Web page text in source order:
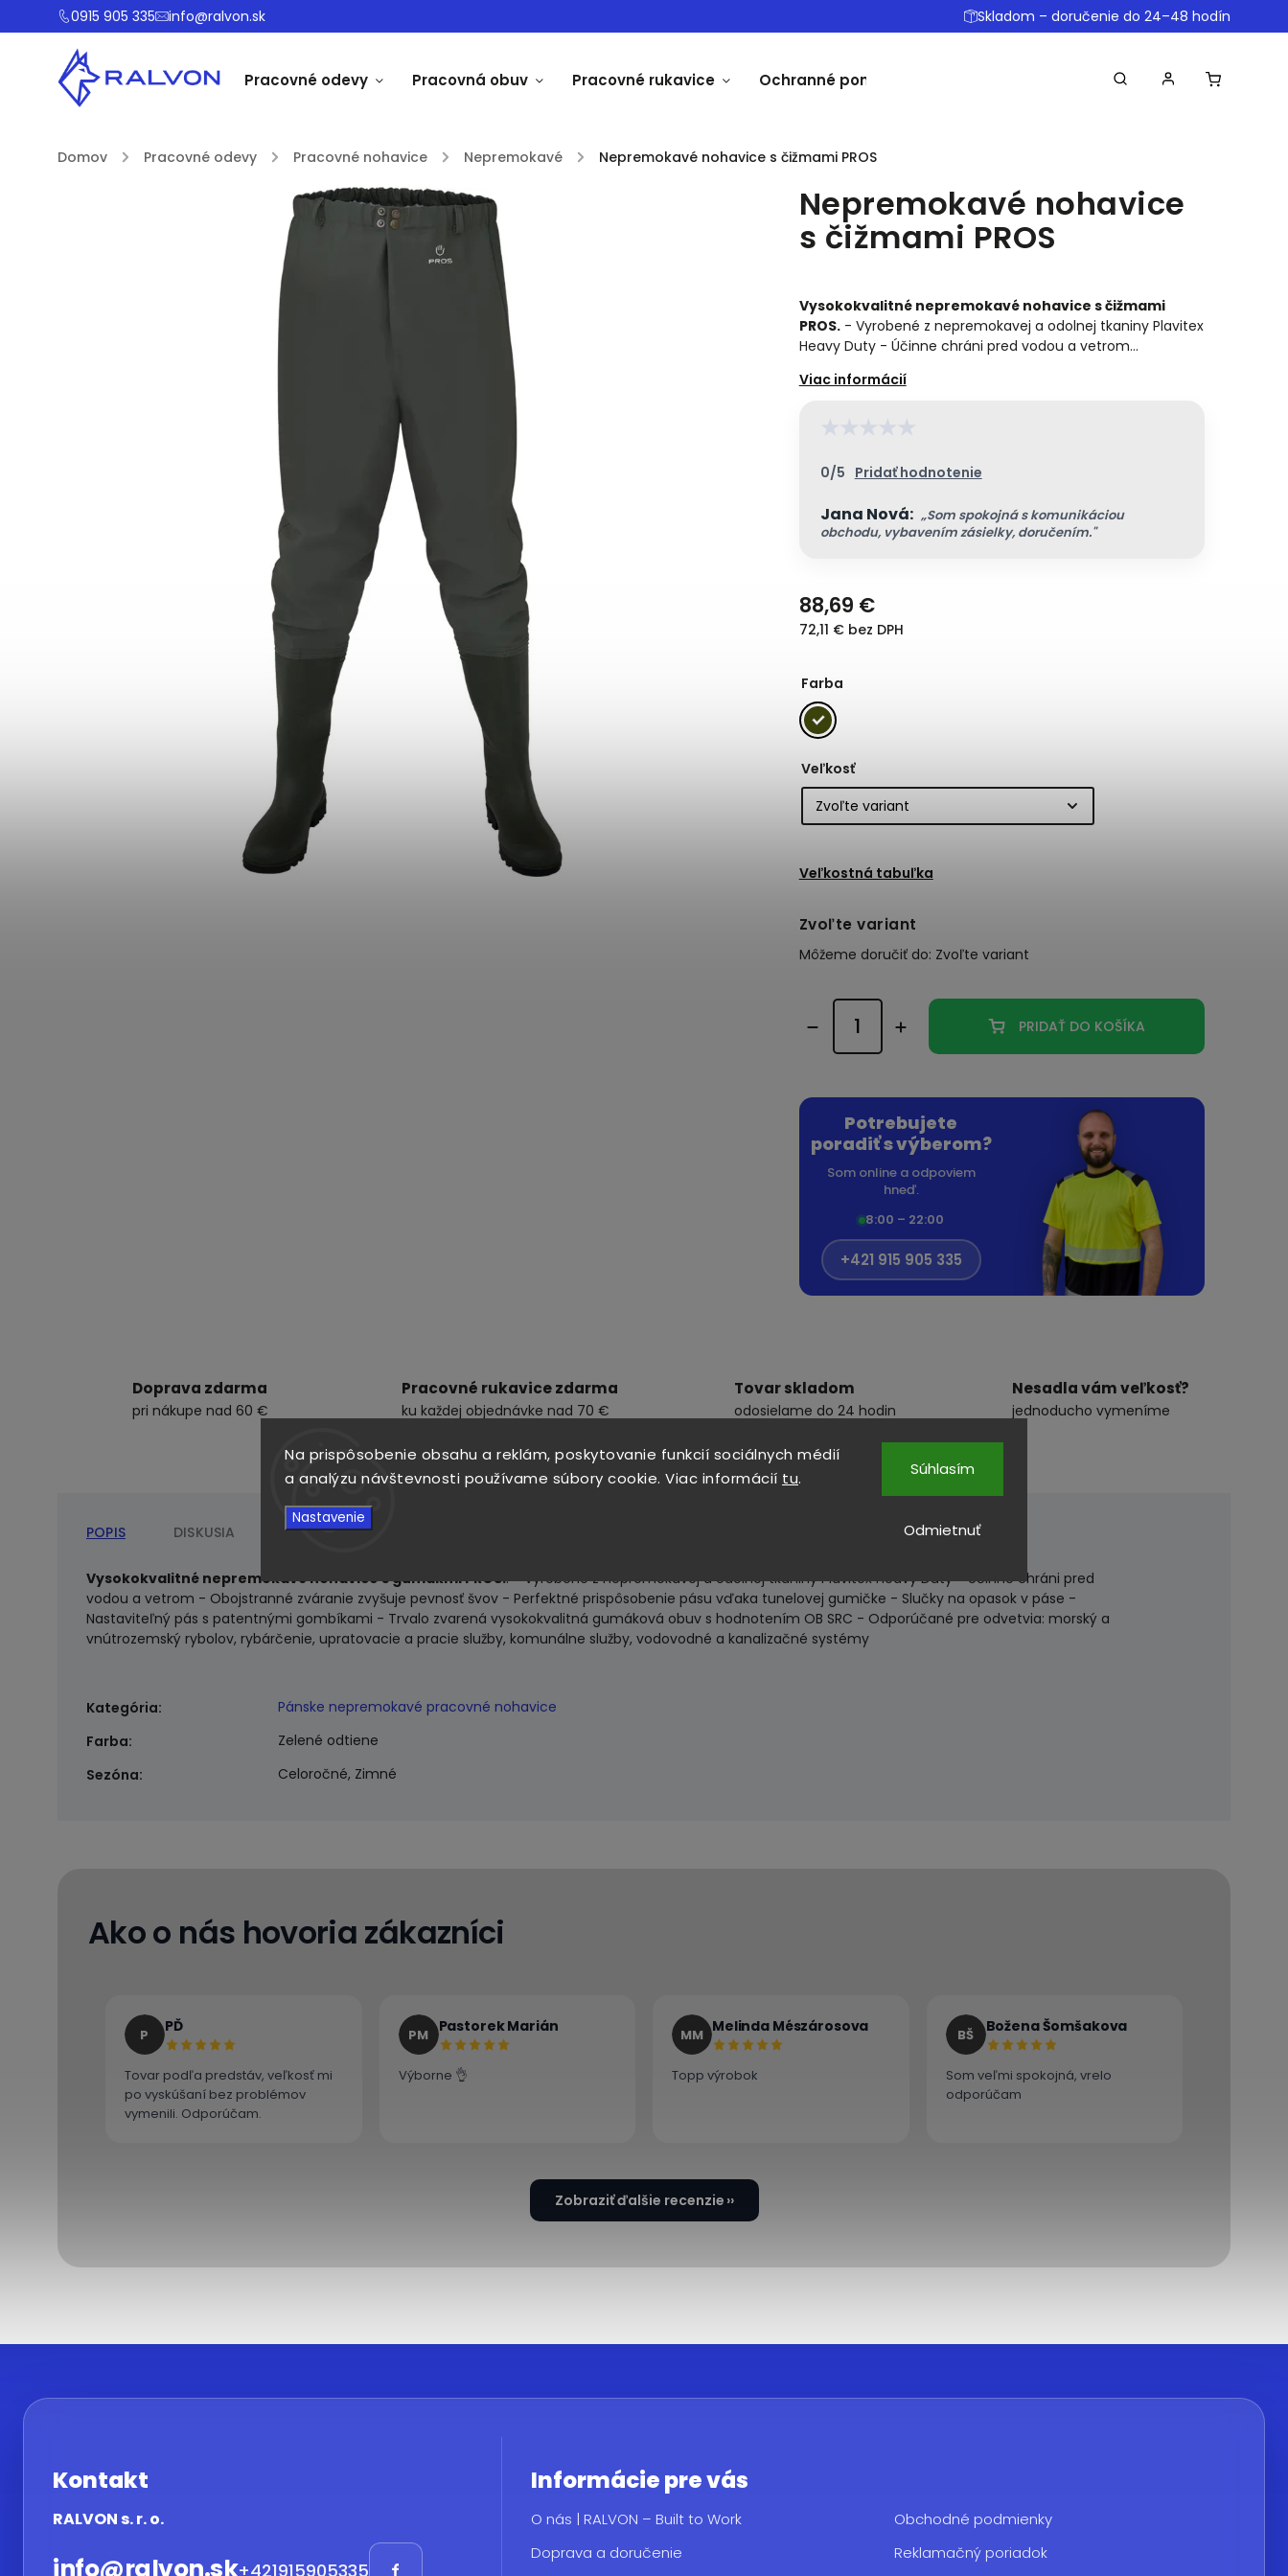
Na prispôsobenie obsahu a reklám, poskytovanie funkcií sociálnych médií
a analýzu návštevnosti používame súbory cookie. Viac informácií tu.
Nastavenie
Odmietnuť
Súhlasím
0915 905 335 info@ralvon.sk Skladom – doručenie do 24–48 hodín
Pracovné odevy Pracovná obuv Pracovné rukavice Ochranné pomôcky Obchodné podmienky
Domov / Pracovné odevy / Pracovné nohavice / Nepremokavé / Nepremokavé nohavice s čižmami PROS
Nepremokavé nohavice
s čižmami PROS
Vysokokvalitné nepremokavé nohavice s čižmami
PROS.- Vyrobené z nepremokavej a odolnej tkaniny Plavitex
Heavy Duty - Účinne chráni pred vodou a vetrom…
★★★★★
0/5 Pridať hodnotenie
Jana Nová: „Som spokojná s komunikáciou
obchodu, vybavením zásielky, doručením."
88,69 €
72,11 € bez DPH
Farba
Veľkosť
Veľkostná tabuľka
Zvoľte variant
Môžeme doručiť do: Zvoľte variant
PRIDAŤ DO KOŠÍKA
Potrebujete
poradiť s výberom?
Som online a odpoviem
hneď.
8:00 – 22:00
+421 915 905 335
Doprava zdarma
pri nákupe nad 60 €
Pracovné rukavice zdarma
ku každej objednávke nad 70 €
Tovar skladom
odosielame do 24 hodin
Nesadla vám veľkosť?
jednoducho vymeníme
POPIS DISKUSIA
Vysokokvalitné nepremokavé nohavice s gumákmi PROS.. - Vyrobené z nepremokavej a odolnej tkaniny Plavitex Heavy Duty - Účinne chráni pred
vodou a vetrom - Obojstranné zváranie zvyšuje pevnosť švov - Perfektné prispôsobenie pásu vďaka tunelovej gumičke - Slučky na opasok v páse -
Nastaviteľný pás s patentnými gombíkami - Trvalo zvarená vysokokvalitná gumáková obuv s hodnotením OB SRC - Odporúčané pre odvetvia: morský a
vnútrozemský rybolov, rybárčenie, upratovacie a pracie služby, komunálne služby, vodovodné a kanalizačné systémy
Kategória:
Pánske nepremokavé pracovné nohavice
Farba:
Zelené odtiene
Sezóna: Celoročné, Zimné
Ako o nás hovoria zákazníci
P PĎ
Tovar podľa predstáv, veľkosť mi
po vyskúšaní bez problémov
vymenili. Odporúčam.
PM Pastorek Marián
Výborne 👌
MM Melinda Mészárosova
Topp výrobok
BŠ Božena Šomšakova
Som veľmi spokojná, vrelo
odporúčam
Zobraziť ďalšie recenzie
Kontakt
RALVON s. r. o.
info@ralvon.sk+421915905335
Informácie pre vás
O nás | RALVON – Built to Work
Obchodné podmienky
Doprava a doručenie
Reklamačný poriadok